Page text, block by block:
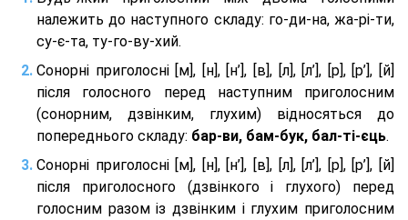
належить до наступного складу: го-ди-на, жа-рі-ти,
су-є-та, ту-го-ву-хий.
Сонорні приголосні [м], [н], [н’], [в], [л], [л’], [р], [р’], [й]
після голосного перед наступним приголосним
(сонорним, дзвінким, глухим) відносяться до
попереднього складу: бар-ви, бам-бук, бал-ті-єць.
Сонорні приголосні [м], [н], [н’], [в], [л], [л’], [р], [р’], [й]
після приголосного (дзвінкого і глухого) перед
голосним разом із дзвінким і глухим приголосним